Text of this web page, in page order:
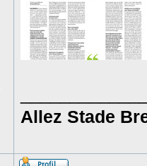
Allez Stade